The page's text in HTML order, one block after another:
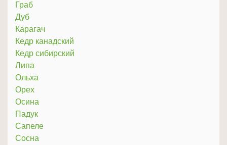
Граб
Дуб
Карагач
Кедр канадский
Кедр сибирский
Липа
Ольха
Орех
Осина
Падук
Сапеле
Сосна